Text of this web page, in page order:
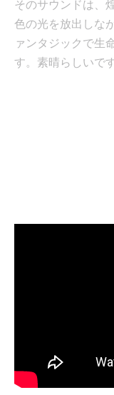
そのサウンドは、
色の光を放出しな
ァンタジックで生
す。素晴らしいで